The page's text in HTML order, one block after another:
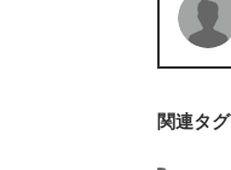
関連タグ